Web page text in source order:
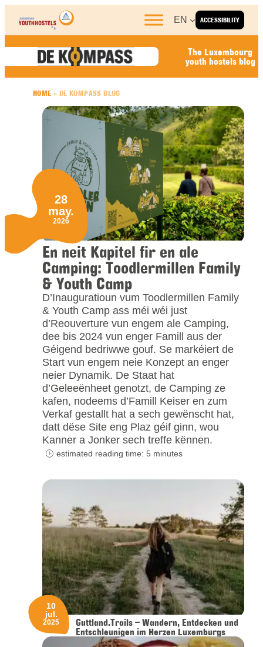
Skip to content
ACCESSIBILITY
EN
The Luxembourg
youth hostels blog
HOME » DE KOMPASS BLOG
En neit Kapitel fir en ale
Camping: Toodlermillen Family
& Youth Camp
D’Inauguratioun vum Toodlermillen Family
& Youth Camp ass méi wéi just
d’Reouverture vun engem ale Camping,
dee bis 2024 vun enger Famill aus der
Géigend bedriwwe gouf. Se markéiert de
Start vun engem neie Konzept an enger
neier Dynamik. De Staat hat
d’Geleeënheet genotzt, de Camping ze
kafen, nodeems d’Famill Keiser en zum
Verkaf gestallt hat a sech gewënscht hat,
datt dëse Site eng Plaz géif ginn, wou
Kanner a Jonker sech treffe kënnen.
28
may.
2026
estimated reading time: 5 minutes
Guttland.Trails – Wandern, Entdecken und
Entschleunigen im Herzen Luxemburgs
10
jul.
2025